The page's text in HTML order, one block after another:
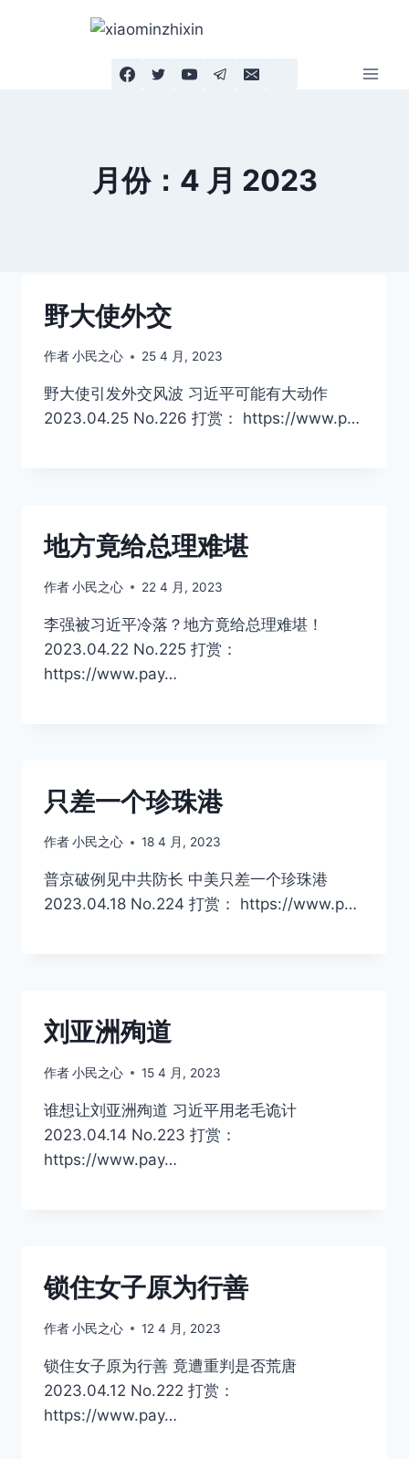
月份：4 月 2023
野大使外交
作者小民之心 25 4 月, 2023
野大使引发外交风波 习近平可能有大动作
2023.04.25 No.226 打赏： https://www.p…
地方竟给总理难堪
作者小民之心 22 4 月, 2023
李强被习近平冷落？地方竟给总理难堪！
2023.04.22 No.225 打赏：
https://www.pay…
只差一个珍珠港
作者小民之心 18 4 月, 2023
普京破例见中共防长 中美只差一个珍珠港
2023.04.18 No.224 打赏： https://www.p…
刘亚洲殉道
作者小民之心 15 4 月, 2023
谁想让刘亚洲殉道 习近平用老毛诡计
2023.04.14 No.223 打赏：
https://www.pay…
锁住女子原为行善
作者小民之心 12 4 月, 2023
锁住女子原为行善 竟遭重判是否荒唐
2023.04.12 No.222 打赏：
https://www.pay…